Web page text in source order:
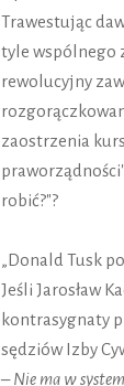
Trawestując
tyle wspólnego
rewolucyjny
zaostrzenia
robić?"?
„Donald Tusk
Jeśli Jarosław
kontrasygnaty
sędziów Izby
– Nie ma w